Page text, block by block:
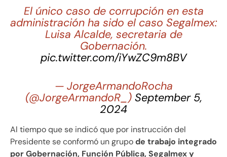
El único caso de corrupción en esta
administración ha sido el caso Segalmex:
Luisa Alcalde, secretaria de
Gobernación.
pic.twitter.com/iYwZC9m8BV
— JorgeArmandoRocha
(@JorgeArmandoR_) September 5,
2024
Al tiempo que se indicó que por instrucción del
Presidente se conformó un grupode trabajo integrado
por Gobernación, Función Pública, Segalmex y